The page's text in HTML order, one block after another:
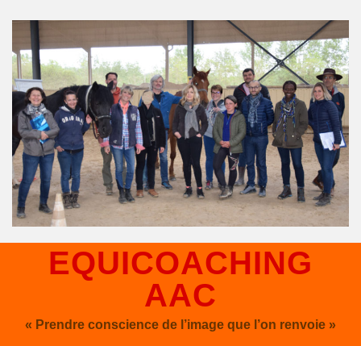
EQUICOACHING
AAC
« Prendre conscience de l’image que l’on renvoie »